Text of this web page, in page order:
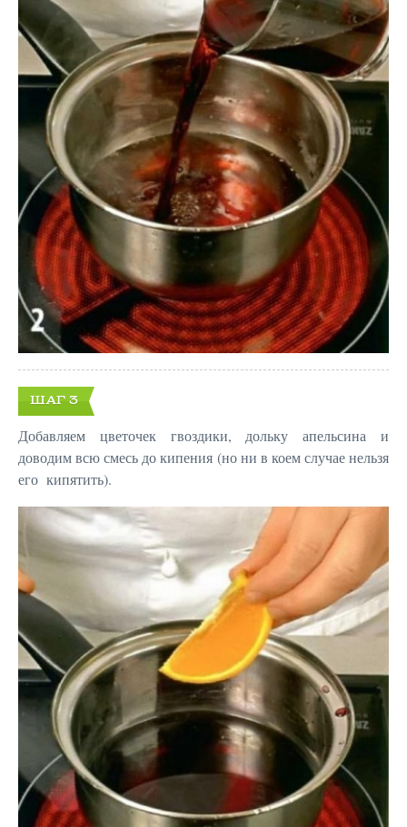
ШАГ 3
Добавляем цветочек гвоздики, дольку апельсина и
доводим всю смесь до кипения (но ни в коем случае нельзя
его кипятить).